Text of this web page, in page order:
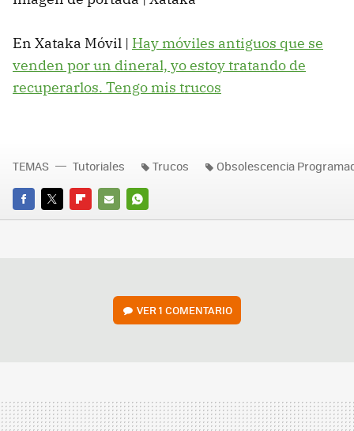
En Xataka Móvil | Hay móviles antiguos que se
venden por un dineral, yo estoy tratando de
recuperarlos. Tengo mis trucos
FACEBOOK
TWITTERFLIPBOARD
E-
WHATSAPP
TEMAS Tutoriales Trucos Obsolescencia
VER1 COMENTARIO